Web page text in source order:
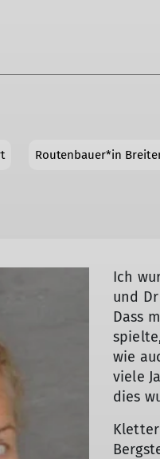
Routenbauer*in
Ich
und
Dass
wie
viele
dies